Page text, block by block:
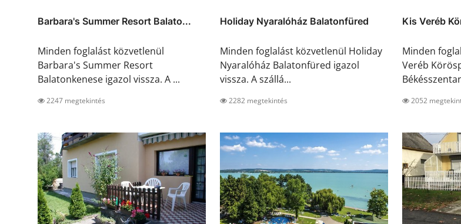
Barbara's Summer Resort Balato...
Minden foglalást közvetlenül
Barbara's Summer Resort
Balatonkenese igazol vissza. A ...
2247 megtekintés
Holiday Nyaralóház Balatonfüred
Minden foglalást közvetlenül Holiday
Nyaralóház Balatonfüred igazol
vissza. A szállá...
2282 megtekintés
Kis Veréb
Minden
Veréb
2052